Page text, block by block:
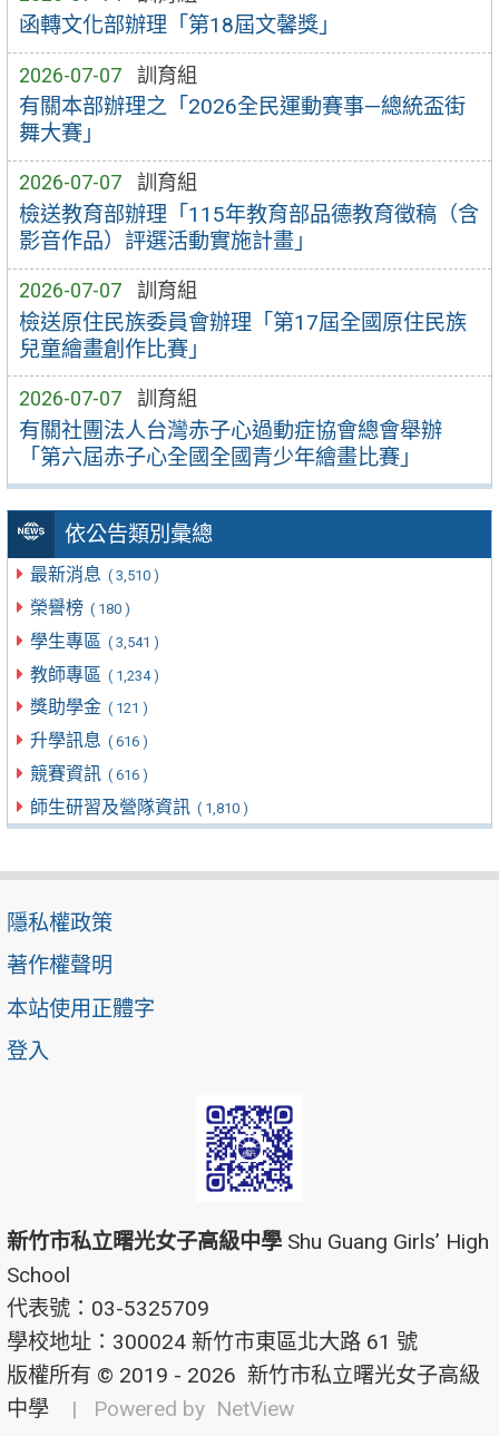
函轉文化部辦理「第18屆文馨獎」
2026-07-07 訓育組
有關本部辦理之「2026全民運動賽事—總統盃街
舞大賽」
2026-07-07 訓育組
檢送教育部辦理「115年教育部品德教育徵稿（含
影音作品）評選活動實施計畫」
2026-07-07 訓育組
檢送原住民族委員會辦理「第17屆全國原住民族
兒童繪畫創作比賽」
2026-07-07 訓育組
有關社團法人台灣赤子心過動症協會總會舉辦
「第六屆赤子心全國全國青少年繪畫比賽」
依公告類別彙總
最新消息 ( 3,510 )
榮譽榜 ( 180 )
學生專區 ( 3,541 )
教師專區 ( 1,234 )
獎助學金 ( 121 )
升學訊息 ( 616 )
競賽資訊 ( 616 )
師生研習及營隊資訊 ( 1,810 )
隱私權政策
著作權聲明
本站使用正體字
登入
新竹市私立曙光女子高級中學 Shu Guang Girls’ High
School
代表號：03-5325709
學校地址：300024 新竹市東區北大路 61 號
版權所有 © 2019 - 2026 新竹市私立曙光女子高級
中學
| Powered by NetView